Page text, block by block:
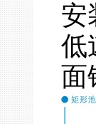
安
低
面